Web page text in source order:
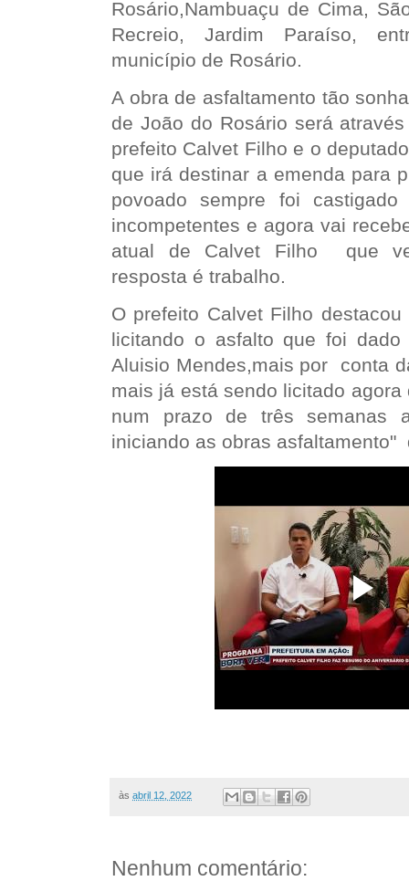
Rosário,Nambuaçu de Cima,
Recreio, Jardim Paraíso,
município de Rosário.
A obra de asfaltamento tão
de João do Rosário será
prefeito Calvet Filho e o
que irá destinar a emenda para
povoado sempre foi
incompetentes e agora vai
atual de Calvet Filho que
resposta é trabalho.
O prefeito Calvet Filho
licitando o asfalto que foi dado
Aluisio Mendes,mais por conta
mais já está sendo licitado
num prazo de três semanas
iniciando as obras
às abril 12, 2022
Nenhum comentário: